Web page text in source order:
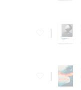
|
|